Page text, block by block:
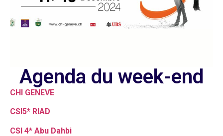
Agenda du week-end
CHI GENEVE
CSI5* RIAD
CSI 4* Abu Dahbi